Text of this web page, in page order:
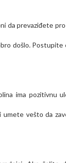
da prevaziđete
došlo. Postupite
ima pozitivnu
umete vešto da